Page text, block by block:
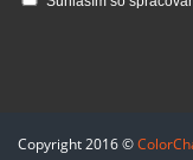
Copyright 2016 ©